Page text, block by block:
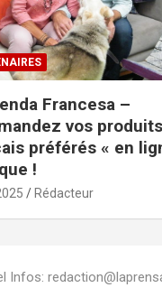
Francesa –
vos produits
préférés « en
!
Rédacteur
Infos: